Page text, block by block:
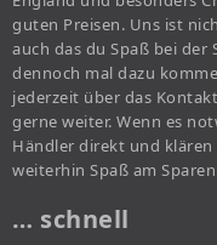
guten Preisen. Uns ist
auch das du Spaß bei der
dennoch mal dazu
jederzeit über das
gerne weiter. Wenn es
Händler direkt und
weiterhin Spaß am
… schnell